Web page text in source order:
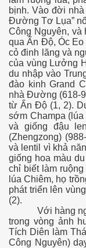
bịnh. Vào đời
Đường Tơ Lụa”
Công Nguyên,
qua Ấn Độ, Óc Eo
cỏ đinh lăng và
của vùng Lưởng
du nhập vào
đào kinh Grand
nhà Đường (618-
từ Ấn Độ (1, 2).
sớm Champa
và giống đậu
(Zhengzong)
và lentil vì khả
giống hoa màu
chỉ biết làm
lúa Chiêm, họ
phát triển lên
(2).
Với hàng ngàn
trong vòng ảnh
Tích Diên làm
Công Nguyên)